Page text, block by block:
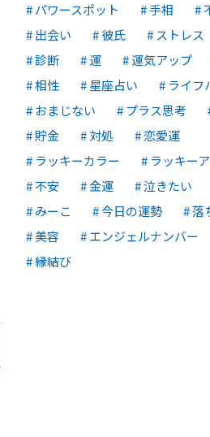
パワースポット
手相
出会い
彼氏 ストレス
診断
運 運気アップ
相性
星座占い
ライフ
おまじない
プラス思考
貯金
対処
恋愛運
ラッキーカラー
ラッキー
不安
金運 泣きたい
みーこ
今日の運勢
落
美容
エンジェルナンバー
縁結び